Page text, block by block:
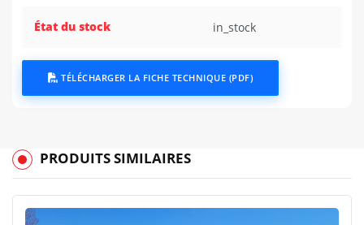
État du stock in_stock
TÉLÉCHARGER LA FICHE TECHNIQUE (PDF)
PRODUITS SIMILAIRES